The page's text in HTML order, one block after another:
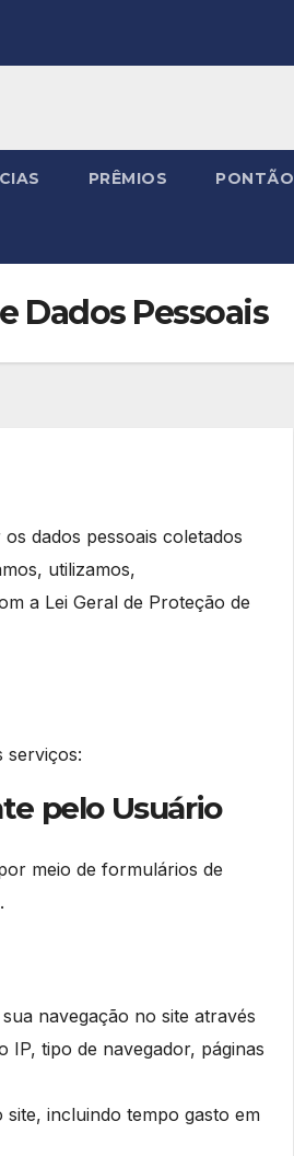
PRÊMIOS PONTÃO
Dados Pessoais
dados pessoais coletados
utilizamos,
a Lei Geral de Proteção de
serviços:
pelo Usuário
meio de formulários de
navegação no site através
IP, tipo de navegador, páginas
incluindo tempo gasto em